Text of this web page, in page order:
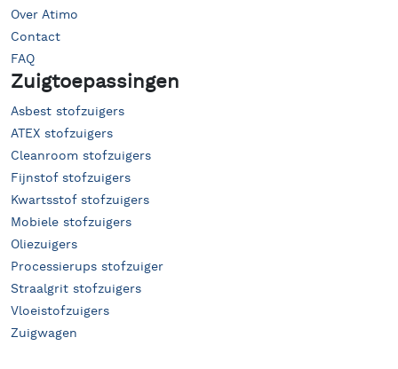
Over Atimo
Contact
FAQ
Zuigtoepassingen
Asbest stofzuigers
ATEX stofzuigers
Cleanroom stofzuigers
Fijnstof stofzuigers
Kwartsstof stofzuigers
Mobiele stofzuigers
Oliezuigers
Processierups stofzuiger
Straalgrit stofzuigers
Vloeistofzuigers
Zuigwagen